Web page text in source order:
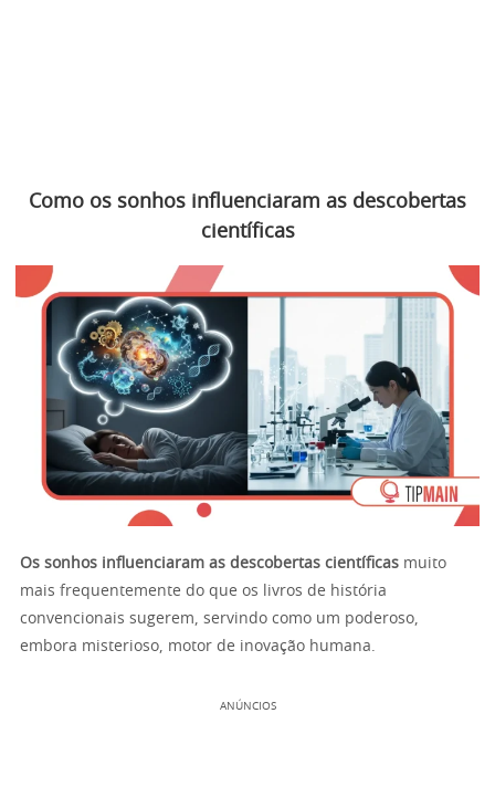
Como os sonhos influenciaram as descobertas
científicas
Os sonhos influenciaram as descobertas científicas muito
mais frequentemente do que os livros de história
convencionais sugerem, servindo como um poderoso,
embora misterioso, motor de inovação humana.
ANÚNCIOS